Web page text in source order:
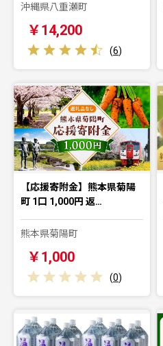
沖縄県八重瀬町
￥14,200
(6)
【応援寄附金】熊本県菊陽
町 1口 1,000円 返…
熊本県菊陽町
￥1,000
(0)